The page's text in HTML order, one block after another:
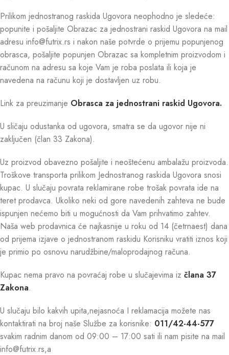
Prilikom jednostranog raskida Ugovora neophodno je sledeće:
popunite i pošaljite Obrazac za jednostrani raskid Ugovora na mail
adresu info@futrix.rs i nakon naše potvrde o prijemu popunjenog
obrasca, pošaljite popunjen Obrazac sa kompletnim proizvodom i
računom na adresu sa koje Vam je roba poslata ili koja je
navedena na računu koji je dostavljen uz robu.
Link za preuzimanje Obrasca za jednostrani raskid Ugovora.
U sličaju odustanka od ugovora, smatra se da ugovor nije ni
zaključen (član 33 Zakona).
Uz proizvod obavezno pošaljite i neoštećenu ambalažu proizvoda.
Troškove transporta prilikom Jednostranog raskida Ugovora snosi
kupac. U slučaju povrata reklamirane robe trošak povrata ide na
teret prodavca. Ukoliko neki od gore navedenih zahteva ne bude
ispunjen nećemo biti u mogućnosti da Vam prihvatimo zahtev.
Naša web prodavnica će najkasnije u roku od 14 (četrnaest) dana
od prijema izjave o jednostranom raskidu Korisniku vratiti iznos koji
je primio po osnovu narudžbine/maloprodajnog računa.
Kupac nema pravo na povraćaj robe u slučajevima iz člana 37
Zakona.
U slučaju bilo kakvih upita,nejasnoća I reklamacija možete nas
kontaktirati na broj naše Službe za korisnike: 011/42-44-577
svakim radnim danom od 09:00 – 17:00 sati ili nam pisite na mail
info@futrix.rs,a